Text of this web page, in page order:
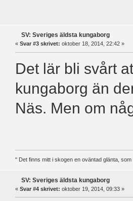
SV: Sveriges äldsta kungaborg
« Svar #3 skrivet: oktober 18, 2014, 22:42 »
Det lär bli svårt
kungaborg än
Näs. Men om
" Det finns mitt i skogen en oväntad glänta,
SV: Sveriges äldsta kungaborg
« Svar #4 skrivet: oktober 19, 2014, 09:33 »